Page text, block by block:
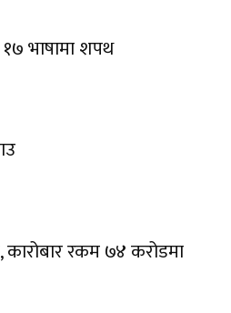
भाषामा शपथ
रकम ७४ करोडमा